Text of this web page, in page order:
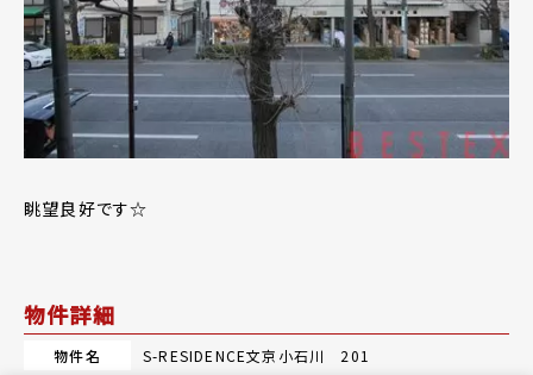
眺望良好です☆
物件詳細
物件名 S-RESIDENCE文京小石川 201